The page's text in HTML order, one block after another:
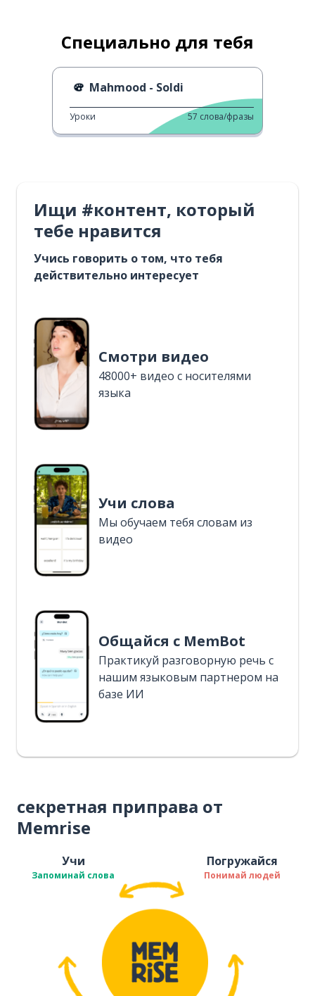
Специально для тебя
Mahmood - Soldi
Уроки 57 слова/фразы
Ищи #контент, который
тебе нравится
Учись говорить о том, что тебя
действительно интересует
Смотри видео
48000+ видео с носителями
языка
Учи слова
Мы обучаем тебя словам из
видео
Общайся с MemBot
Практикуй разговорную речь с
нашим языковым партнером на
базе ИИ
секретная приправа от
Memrise
Учи
Запоминай слова
Погружайся
Понимай людей